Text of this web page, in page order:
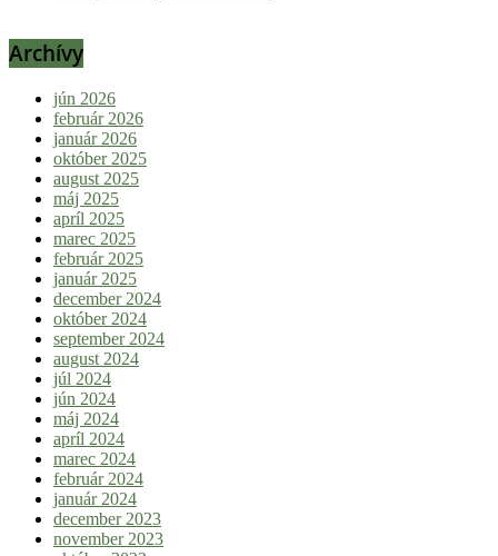
Archívy
jún 2026
február 2026
január 2026
október 2025
august 2025
máj 2025
apríl 2025
marec 2025
február 2025
január 2025
december 2024
október 2024
september 2024
august 2024
júl 2024
jún 2024
máj 2024
apríl 2024
marec 2024
február 2024
január 2024
december 2023
november 2023